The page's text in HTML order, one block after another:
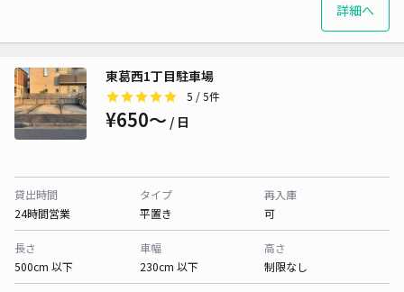
詳細へ
東葛西1丁目駐車場
5 / 5件
¥650〜 / 日
貸出時間
24時間営業
タイプ
平置き
再入庫
可
長さ
500cm 以下
車幅
230cm 以下
高さ
制限なし